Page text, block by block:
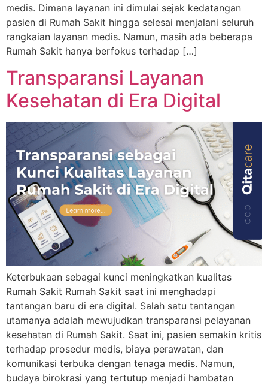
medis. Dimana layanan ini dimulai sejak kedatangan
pasien di Rumah Sakit hingga selesai menjalani seluruh
rangkaian layanan medis. Namun, masih ada beberapa
Rumah Sakit hanya berfokus terhadap […]
Transparansi Layanan
Kesehatan di Era Digital
Keterbukaan sebagai kunci meningkatkan kualitas
Rumah Sakit Rumah Sakit saat ini menghadapi
tantangan baru di era digital. Salah satu tantangan
utamanya adalah mewujudkan transparansi pelayanan
kesehatan di Rumah Sakit. Saat ini, pasien semakin kritis
terhadap prosedur medis, biaya perawatan, dan
komunikasi terbuka dengan tenaga medis. Namun,
budaya birokrasi yang tertutup menjadi hambatan